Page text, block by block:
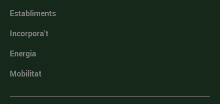
Establiments
Incorpora't
Energia
Mobilitat